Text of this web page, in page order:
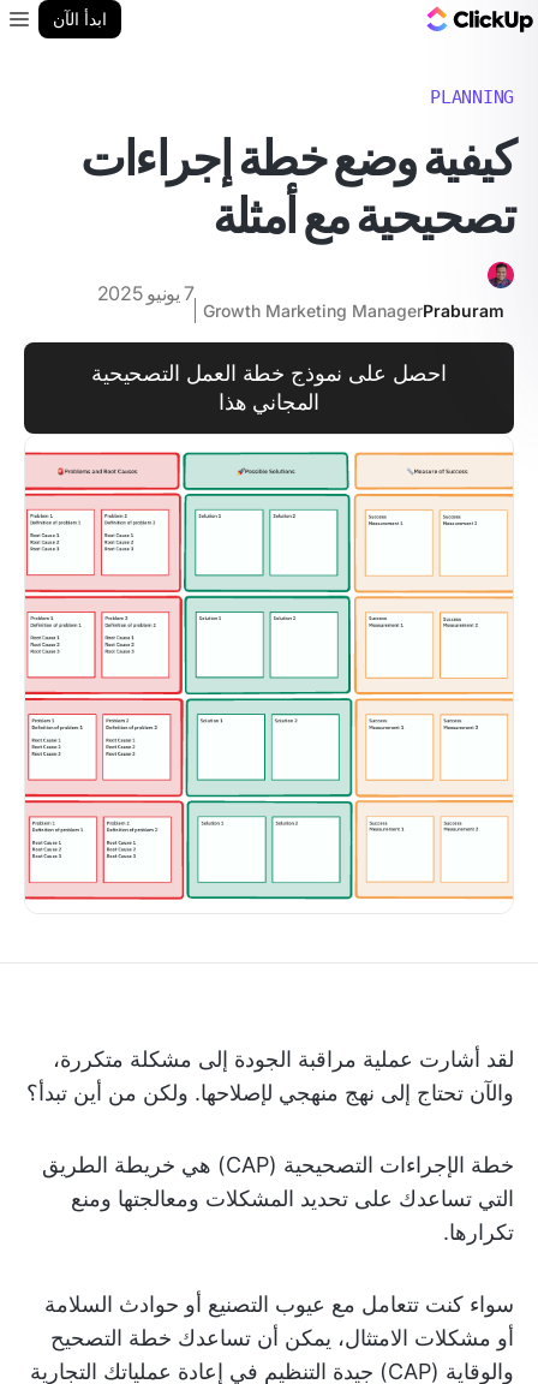
ابدأ الآن
PLANNING
كيفية وضع خطة إجراءات
تصحيحية مع أمثلة
Praburam
Growth Marketing Manager
7 يونيو 2025
احصل على نموذج خطة العمل التصحيحية
المجاني هذا
لقد أشارت عملية مراقبة الجودة إلى مشكلة متكررة،
والآن تحتاج إلى نهج منهجي لإصلاحها. ولكن من أين تبدأ؟
خطة الإجراءات التصحيحية (CAP) هي خريطة الطريق
التي تساعدك على تحديد المشكلات ومعالجتها ومنع
تكرارها.
سواء كنت تتعامل مع عيوب التصنيع أو حوادث السلامة
أو مشكلات الامتثال، يمكن أن تساعدك خطة التصحيح
والوقاية (CAP) جيدة التنظيم في إعادة عملياتك التجارية